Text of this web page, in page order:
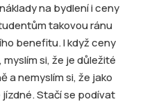
na bydlení i ceny
takovou ránu
benefitu. I když ceny
si, že je důležité
a nemyslím si, že jako
Stačí se podívat